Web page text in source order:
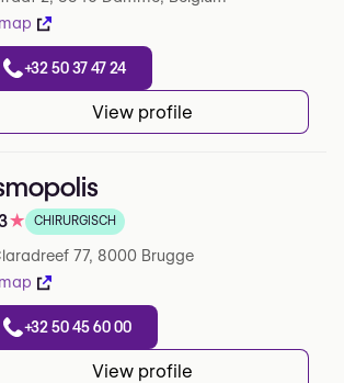
+32 50 37 47 24
View profile
3.3 sur 5 sur Google
★ CHIRURGISCH
77, 8000 Brugge
+32 50 45 60 00
View profile